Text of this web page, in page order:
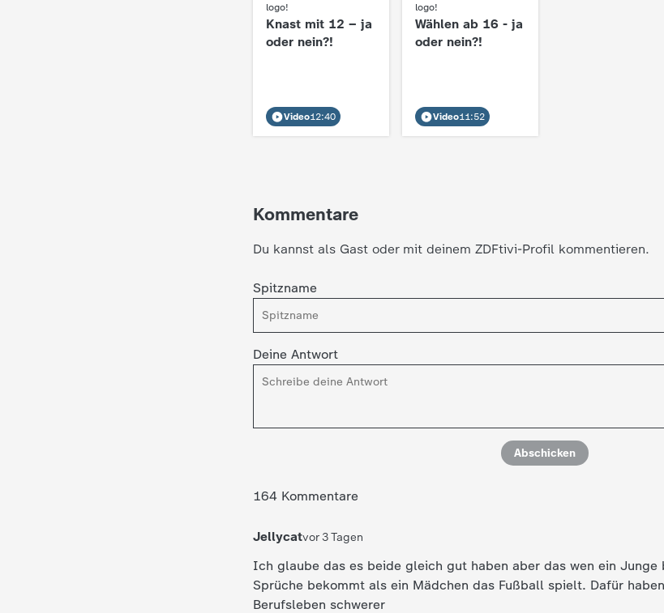
logo!
:
Knast mit 12 – ja
oder nein?!
Video12:40
logo!
:
Wählen ab 16 - ja
oder nein?!
Video11:52
Kommentare
Du kannst als Gast oder mit deinem ZDFtivi-Profil kommentieren.
Spitzname
Deine Antwort
Abschicken
164 Kommentare
Jellycatvor 3 Tagen
Ich glaube das es beide gleich gut haben aber das wen ein
Sprüche bekommt als ein Mädchen das Fußball spielt. Dafür
Berufsleben schwerer